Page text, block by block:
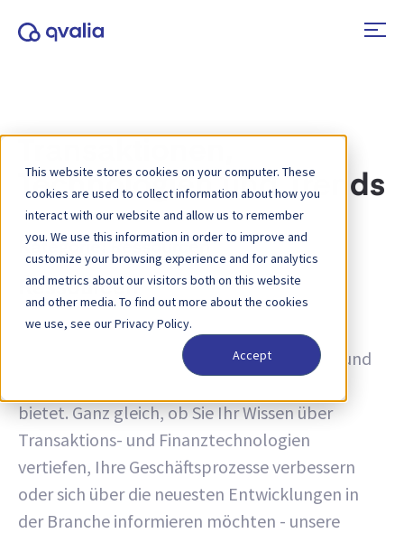
This website stores cookies on your computer. These
cookies are used to collect information about how you
interact with our website and allow us to remember
you. We use this information in order to improve and
customize your browsing experience and for analytics
and metrics about our visitors both on this website
and other media. To find out more about the cookies
we use, see our Privacy Policy.
Accept
Technologien und Trends
Kategorie:
Ressourcen
Entdecken Sie unsere umfassende
Ressourcensammlung, die Expertenwissen und
bietet. Ganz gleich, ob Sie Ihr Wissen über
Transaktions- und Finanztechnologien
vertiefen, Ihre Geschäftsprozesse verbessern
oder sich über die neuesten Entwicklungen in
der Branche informieren möchten - unsere